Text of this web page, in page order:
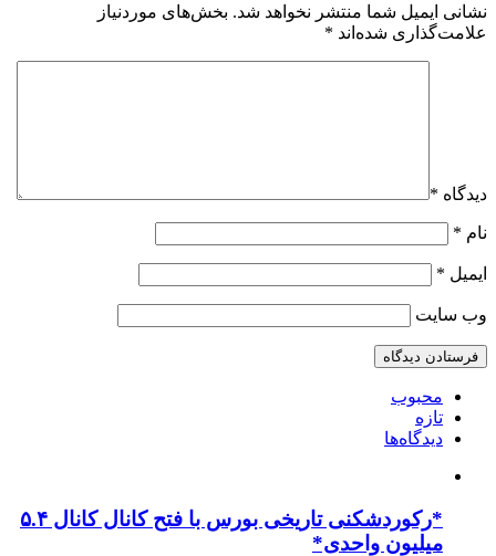
نشانی ایمیل شما منتشر نخواهد شد. بخش‌های موردنیاز
علامت‌گذاری شده‌اند *
دیدگاه *
نام *
ایمیل *
وب‌ سایت
محبوب
تازه
دیدگاه‌ها
*رکوردشکنی تاریخی بورس با فتح کانال کانال ۵.۴
میلیون واحدی*